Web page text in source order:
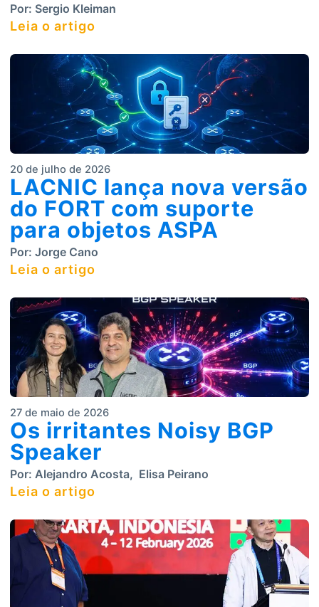
Por: Sergio Kleiman
Leia o artigo
20 de julho de 2026
LACNIC lança nova versão
do FORT com suporte
para objetos ASPA
Por: Jorge Cano
Leia o artigo
27 de maio de 2026
Os irritantes Noisy BGP
Speaker
Por: Alejandro Acosta, Elisa Peirano
Leia o artigo